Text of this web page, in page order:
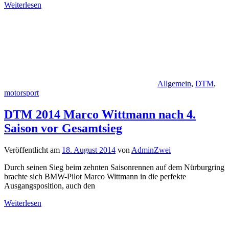
Weiterlesen
Allgemein, DTM,
motorsport
DTM 2014 Marco Wittmann nach 4.
Saison vor Gesamtsieg
Veröffentlicht am 18. August 2014 von AdminZwei
Durch seinen Sieg beim zehnten Saisonrennen auf dem Nürburgring
brachte sich BMW-Pilot Marco Wittmann in die perfekte
Ausgangsposition, auch den
Weiterlesen